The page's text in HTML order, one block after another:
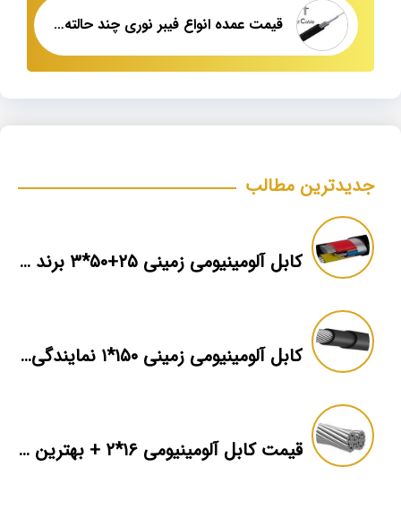
قیمت عمده انواع فیبر نوری چند حالته nexans
جدیدترین مطالب
کابل آلومینیومی زمینی ۲۵+۵۰*۳ برند ماهان
کابل آلومینیومی زمینی ۱۵۰*۱ نمایندگی فروش
قیمت کابل آلومینیومی ۱۶*۲ + بهترین برند بازار + اطلاعات فنی